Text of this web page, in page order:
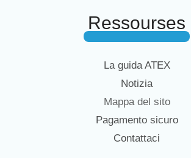
Ressourses
La guida ATEX
Notizia
Mappa del sito
Pagamento sicuro
Contattaci